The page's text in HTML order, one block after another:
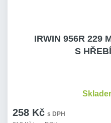
IRWIN 956R 229
S
258 Kč s DPH